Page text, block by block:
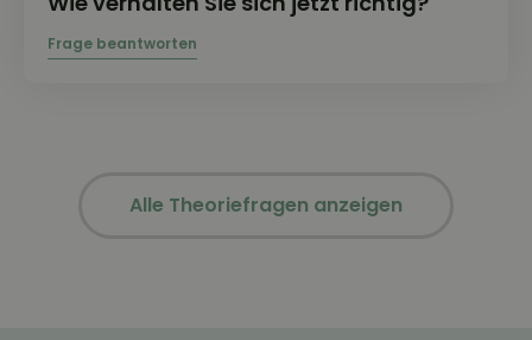
Alle Theoriefragen anzeigen